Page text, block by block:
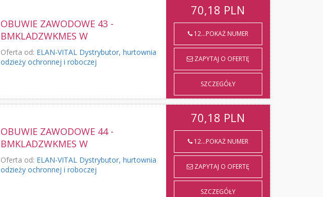
OBUWIE ZAWODOWE 43 -
BMKLADZWKMES W
Oferta od: ELAN-VITAL Dystrybutor, hurtownia
odzieży ochronnej i roboczej
70,18 PLN
12...POKAŻ NUMER
ZAPYTAJ O OFERTĘ
SZCZEGÓŁY
OBUWIE ZAWODOWE 44 -
BMKLADZWKMES W
Oferta od: ELAN-VITAL Dystrybutor, hurtownia
odzieży ochronnej i roboczej
70,18 PLN
12...POKAŻ NUMER
ZAPYTAJ O OFERTĘ
SZCZEGÓŁY